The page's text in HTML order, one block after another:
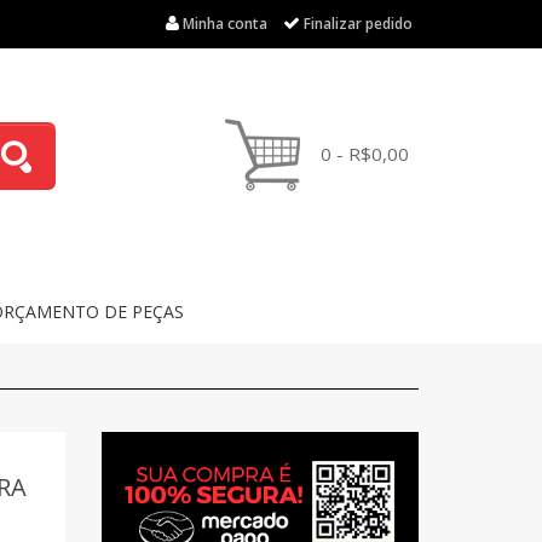
Minha conta Finalizar pedido
0 - R$0,00
DE PEÇAS